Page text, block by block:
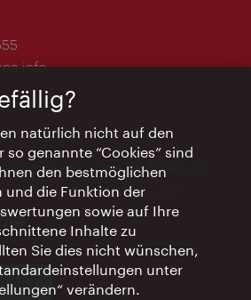
Bureau ist eine Abteilung
und wird unterstützt von
natürlich nicht auf den
so genannte “Cookies” sind
den bestmöglichen
und die Funktion der
sowie auf Ihre
Inhalte zu
Sie dies nicht wünschen,
unter
verändern.